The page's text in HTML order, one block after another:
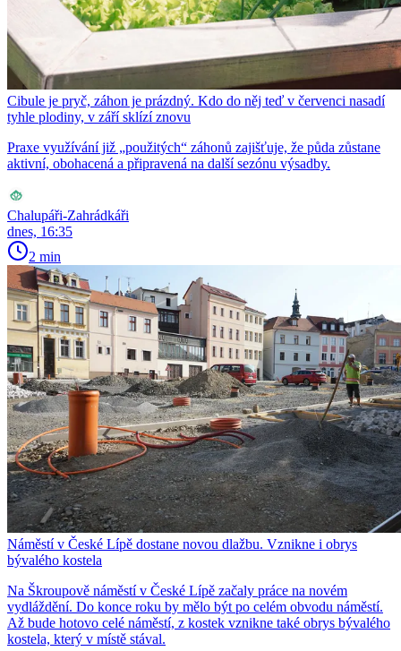
Cibule je pryč, záhon je prázdný. Kdo do něj teď v červenci nasadí
tyhle plodiny, v září sklízí znovu
Praxe využívání již „použitých“ záhonů zajišťuje, že půda zůstane
aktivní, obohacená a připravená na další sezónu výsadby.
Chalupáři-Zahrádkáři
dnes, 16:35
2 min
Náměstí v České Lípě dostane novou dlažbu. Vznikne i obrys
bývalého kostela
Na Škroupově náměstí v České Lípě začaly práce na novém
vydláždění. Do konce roku by mělo být po celém obvodu náměstí.
Až bude hotovo celé náměstí, z kostek vznikne také obrys bývalého
kostela, který v místě stával.